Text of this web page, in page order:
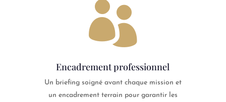

Encadrement professionnel
Un briefing soigné avant chaque mission et
un encadrement terrain pour garantir les